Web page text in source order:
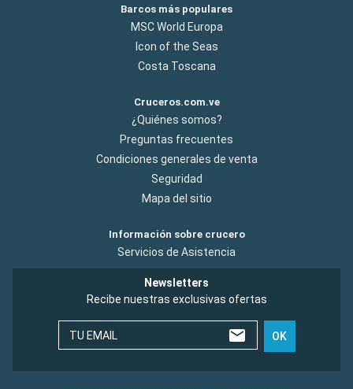
Barcos más populares
MSC World Europa
Icon of the Seas
Costa Toscana
Cruceros.com.ve
¿Quiénes somos?
Preguntas frecuentes
Condiciones generales de venta
Seguridad
Mapa del sitio
Información sobre crucero
Servicios de Asistencia
Newsletters
Recibe nuestras exclusivas ofertas
TU EMAIL OK